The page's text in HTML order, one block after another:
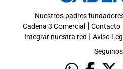
Nuestros padres
Cadena 3 Comercial | Contacto
Integrar nuestra red | Aviso